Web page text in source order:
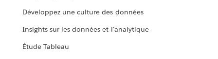
Développez une culture des données
Insights sur les données et l'analytique
Étude Tableau